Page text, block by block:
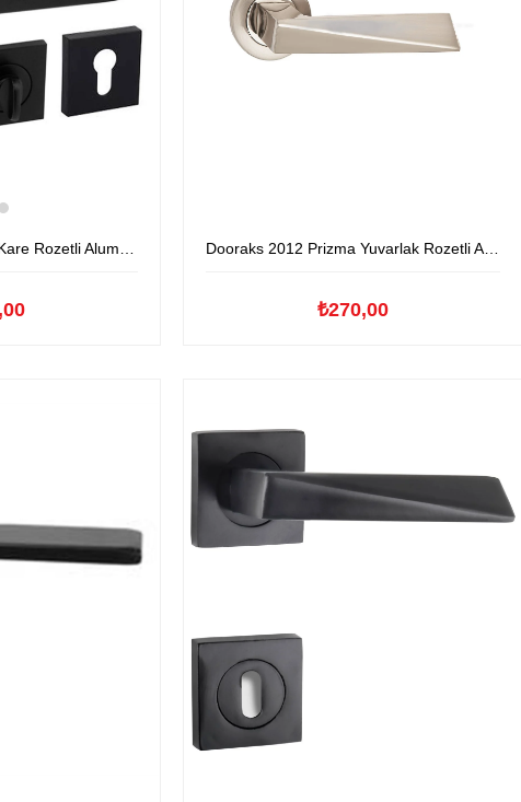
Aluminyum Kapıkolu Dooraks 2012 Prizma Yuvarlak Rozetli Aluminyum Kapıkolu
₺270,00